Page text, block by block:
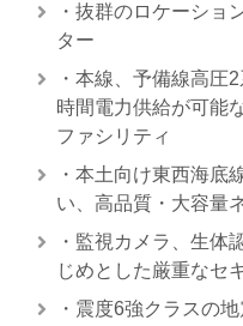
・抜群のロケーショ
ター
・本線、予備線高圧
時間電力供給が可能
ファシリティ
・本土向け東西海底
い、高品質・大容量
・監視カメラ、生体
じめとした厳重なセ
・震度6強クラスの